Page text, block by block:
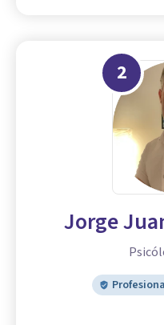
2
Jorge